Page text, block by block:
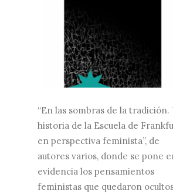
“En las sombras de la tradición.
historia de la Escuela de
en perspectiva feminista”, de
autores varios, donde se pone
evidencia los pensamientos
feministas que quedaron